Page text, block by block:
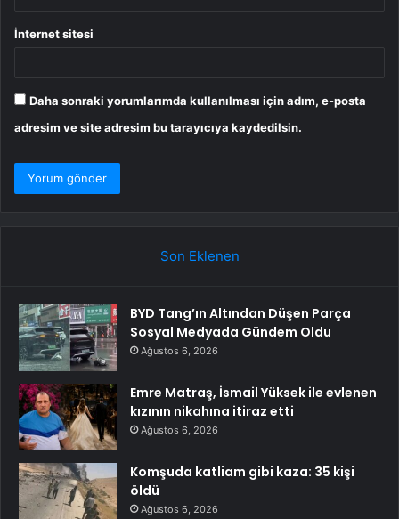
İnternet sitesi
Daha sonraki yorumlarımda kullanılması için adım, e-posta
adresim ve site adresim bu tarayıcıya kaydedilsin.
Son Eklenen
BYD Tang’ın Altından Düşen Parça
Sosyal Medyada Gündem Oldu
Ağustos 6, 2026
Emre Matraş, İsmail Yüksek ile evlenen
kızının nikahına itiraz etti
Ağustos 6, 2026
Komşuda katliam gibi kaza: 35 kişi
öldü
Ağustos 6, 2026